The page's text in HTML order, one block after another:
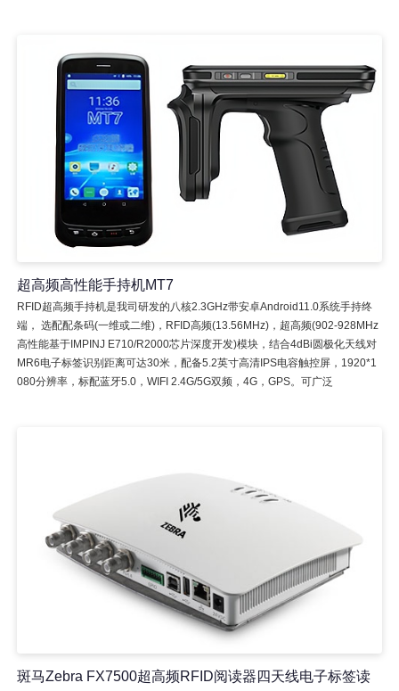
超高频高性能手持机MT7
RFID超高频手持机是我司研发的八核2.3GHz带安卓Android11.0系统手持终
端， 选配配条码(一维或二维)，RFID高频(13.56MHz)，超高频(902-928MHz
高性能基于IMPINJ E710/R2000芯片深度开发)模块，结合4dBi圆极化天线对
MR6电子标签识别距离可达30米，配备5.2英寸高清IPS电容触控屏，1920*1
080分辨率，标配蓝牙5.0，WIFI 2.4G/5G双频，4G，GPS。可广泛
斑马Zebra FX7500超高频RFID阅读器四天线电子标签读